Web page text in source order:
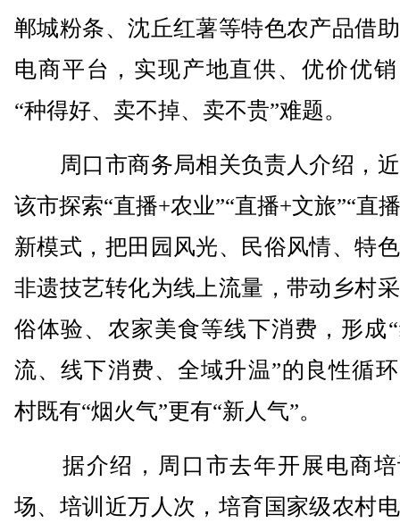
郸城粉条、沈丘红薯等特色农产品借
电商平台，实现产地直供、优价优
“种得好、卖不掉、卖不贵”难题。
周口市商务局相关负责人介绍，
该市探索“直播+农业”“直播+文旅”“直
新模式，把田园风光、民俗风情、特
非遗技艺转化为线上流量，带动乡村
俗体验、农家美食等线下消费，形成
流、线下消费、全域升温”的良性循
村既有“烟火气”更有“新人气”。
据介绍，周口市去年开展电商培
场、培训近万人次，培育国家级农村